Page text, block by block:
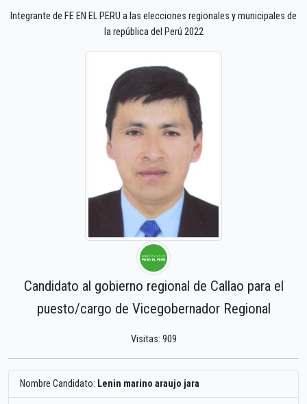
Integrante de FE EN EL PERU a las elecciones regionales y municipales de
la república del Perú 2022
Candidato al gobierno regional de Callao para el
puesto/cargo de Vicegobernador Regional
Visitas: 909
Nombre Candidato: Lenin marino araujo jara